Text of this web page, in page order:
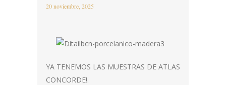
20 noviembre, 2025
YA TENEMOS LAS MUESTRAS DE ATLAS
CONCORDE!.